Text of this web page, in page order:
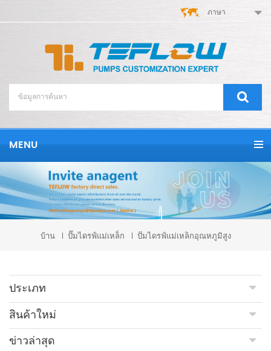
ภาษา
MENU
บ้าน ปั๊มไดรฟ์แม่เหล็ก ปั๊มไดรฟ์แม่เหล็กอุณหภูมิสูง
ประเภท
สินค้าใหม่
ข่าวล่าสุด